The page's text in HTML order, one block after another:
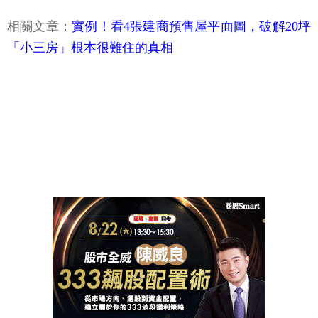
相關文章：實例！看4張建商預售屋平面圖，破解20坪
「小三房」根本很難住的真相